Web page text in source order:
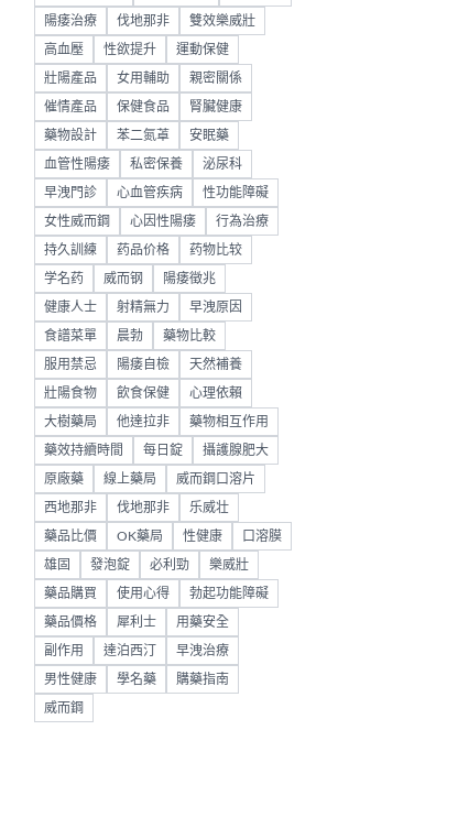
陽痿治療 伐地那非 雙效樂威壯
高血壓 性欲提升 運動保健
壯陽產品 女用輔助 親密關係
催情產品 保健食品 腎臟健康
藥物設計 苯二氮䓬 安眠藥
血管性陽痿 私密保養 泌尿科
早洩門診 心血管疾病 性功能障礙
女性威而鋼 心因性陽痿 行為治療
持久訓練 药品价格 药物比较
学名药 威而钢 陽痿徵兆
健康人士 射精無力 早洩原因
食譜菜單 晨勃 藥物比較
服用禁忌 陽痿自檢 天然補養
壯陽食物 飲食保健 心理依賴
大樹藥局 他達拉非 藥物相互作用
藥效持續時間 每日錠 攝護腺肥大
原廠藥 線上藥局 威而鋼口溶片
西地那非 伐地那非 乐威壮
藥品比價 OK藥局 性健康 口溶膜
雄固 發泡錠 必利勁 樂威壯
藥品購買 使用心得 勃起功能障礙
藥品價格 犀利士 用藥安全
副作用 達泊西汀 早洩治療
男性健康 學名藥 購藥指南
威而鋼